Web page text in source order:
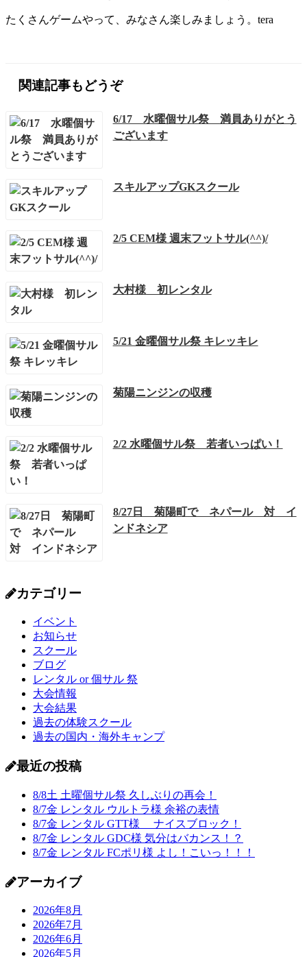
たくさんゲームやって、みなさん楽しみましょう。tera
関連記事もどうぞ
6/17 水曜個サル祭 満員ありがとう
ございます
スキルアップGKスクール
2/5 CEM様 週末フットサル(^^)/
大村様 初レンタル
5/21 金曜個サル祭 キレッキレ
菊陽ニンジンの収穫
2/2 水曜個サル祭 若者いっぱい！
8/27日 菊陽町で ネパール 対 イ
ンドネシア
カテゴリー
イベント
お知らせ
スクール
ブログ
レンタル or 個サル 祭
大会情報
大会結果
過去の体験スクール
過去の国内・海外キャンプ
最近の投稿
8/8土 土曜個サル祭 久しぶりの再会！
8/7金 レンタル ウルトラ様 余裕の表情
8/7金 レンタル GTT様 ナイスブロック！
8/7金 レンタル GDC様 気分はバカンス！？
8/7金 レンタル FCポリ様 よし！こいっ！！！
アーカイブ
2026年8月
2026年7月
2026年6月
2026年5月